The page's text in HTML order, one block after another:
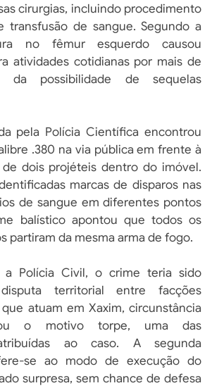
cirurgias, incluindo procedimento
transfusão de sangue. Segundo a
no fêmur esquerdo causou
atividades cotidianas por mais de
possibilidade de sequelas
pela Polícia Científica encontrou
.380 na via pública em frente à
de dois projéteis dentro do imóvel.
marcas de disparos nas
de sangue em diferentes pontos
balístico apontou que todos os
partiram da mesma arma de fogo.
a Polícia Civil, o crime teria sido
territorial entre facções
atuam em Xaxim, circunstância
o motivo torpe, uma das
ao caso. A segunda
se ao modo de execução do
surpresa, sem chance de defesa